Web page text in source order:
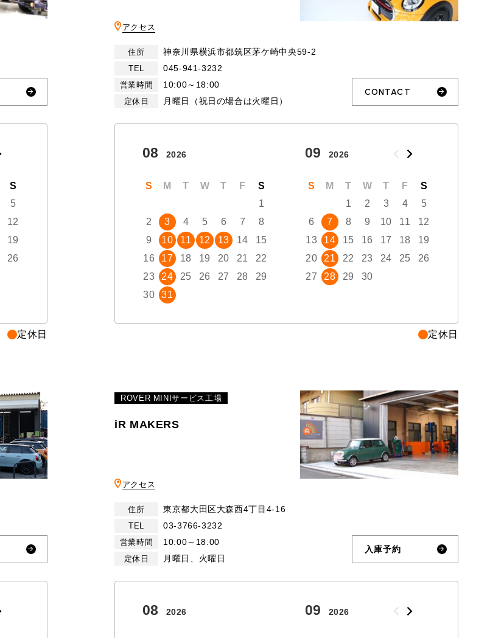
S
5
12
19
26
9
10
16
17
22 23
24
29 30 31
定休日
アクセス
住所 神奈川県横浜市都筑区茅ケ崎中央59-2
TEL 045-941-3232
営業時間 10:00～18:00
定休日 月曜日（祝日の場合は火曜日）
CONTACT
08 2026
S M T W T F
S
1
2
3 4 5 6 7
8
9
10 11 12 13 14
15
16
17 18 19 20 21
22
23
24 25 26 27 28
29
30
31
09 2026
S M T W T F
S
1
2 3 4
5
6
7 8 9 10 11
12
13
14 15 16 17 18
19
20
21 22 23 24 25
26
27
28 29 30
定休日
ROVER MINIサービス工場
iR MAKERS
アクセス
住所 東京都大田区大森西4丁目4-16
TEL 03-3766-3232
営業時間 10:00～18:00
定休日 月曜日、火曜日
入庫予約
08 2026 09 2026